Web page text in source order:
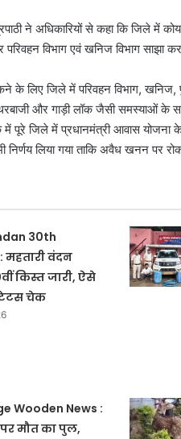
ने अधिकारियों से कहा कि जिले में
विभाग एवं खनिज विभाग साझा
के लिए जिले में परिवहन विभाग,
और गाड़ी लॉक जैसी समस्याओं के
पूरे जिले में प्रधानमंत्री आवास योजना
निर्णय लिया गया ताकि अवैध खनन पर
30th
वंदन
किस्त जारी, ऐसे
चेक
Wooden News :
मौत का पुल,